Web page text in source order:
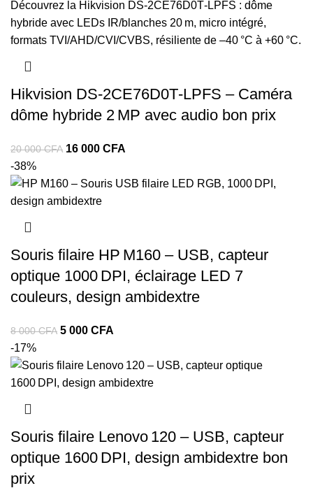
Hikvision DS‑2CE76D0T‑LPFS – Caméra
dôme hybride 2 MP avec audio bon prix
20 000CFA 16 000 CFA
-38%
Souris filaire HP M160 – USB, capteur
optique 1000 DPI, éclairage LED 7
couleurs, design ambidextre
8 000CFA 5 000 CFA
-17%
Souris filaire Lenovo 120 – USB, capteur
optique 1600 DPI, design ambidextre bon
prix